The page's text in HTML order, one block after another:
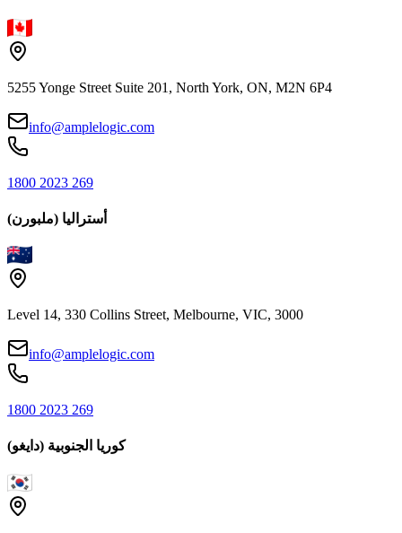
5255 Yonge Street Suite 201, North York, ON, M2N 6P4
info@amplelogic.com
1800 2023 269
أستراليا (ملبورن)
Level 14, 330 Collins Street, Melbourne, VIC, 3000
info@amplelogic.com
1800 2023 269
كوريا الجنوبية (دايغو)